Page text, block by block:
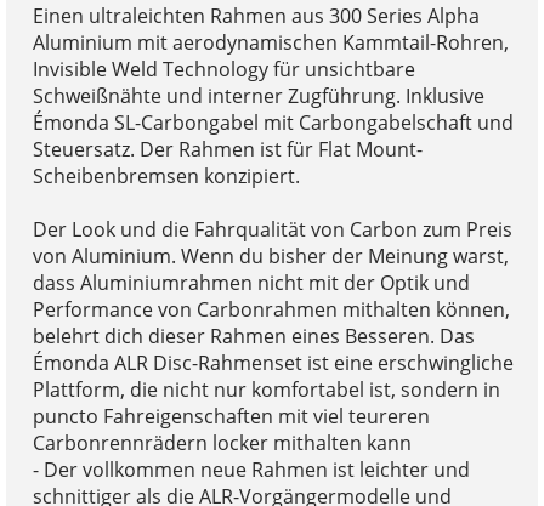
Einen ultraleichten Rahmen aus 300 Series Alpha
Aluminium mit aerodynamischen Kammtail-Rohren,
Invisible Weld Technology für unsichtbare
Schweißnähte und interner Zugführung. Inklusive
Émonda SL-Carbongabel mit Carbongabelschaft und
Steuersatz. Der Rahmen ist für Flat Mount-
Scheibenbremsen konzipiert.
Der Look und die Fahrqualität von Carbon zum Preis
von Aluminium. Wenn du bisher der Meinung warst,
dass Aluminiumrahmen nicht mit der Optik und
Performance von Carbonrahmen mithalten können,
belehrt dich dieser Rahmen eines Besseren. Das
Émonda ALR Disc-Rahmenset ist eine erschwingliche
Plattform, die nicht nur komfortabel ist, sondern in
puncto Fahreigenschaften mit viel teureren
Carbonrennrädern locker mithalten kann
- Der vollkommen neue Rahmen ist leichter und
schnittiger als die ALR-Vorgängermodelle und